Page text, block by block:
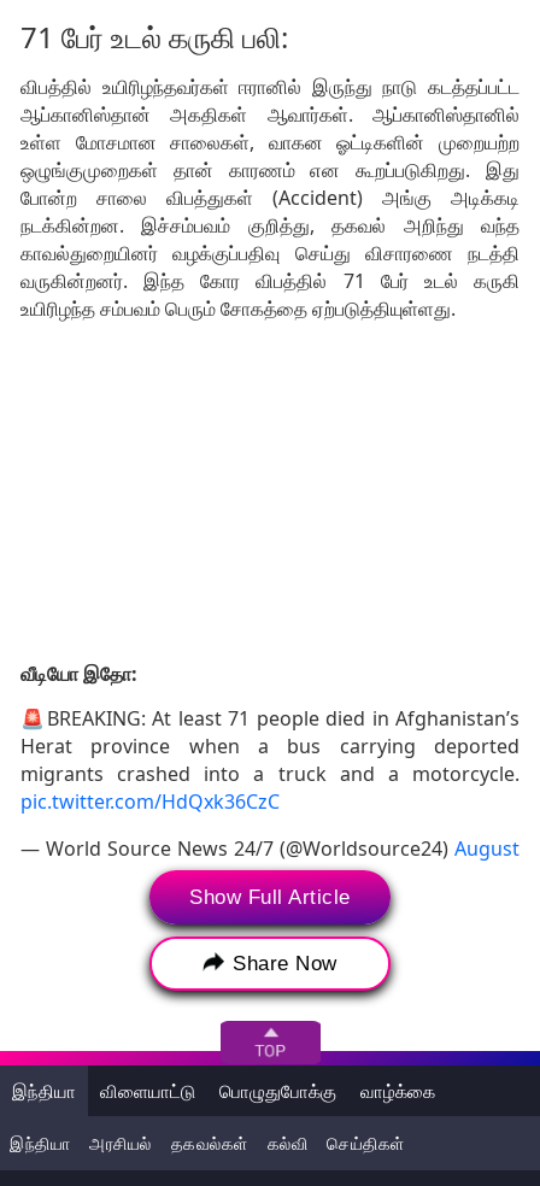
71 பேர் உடல் கருகி பலி:
விபத்தில் உயிரிழந்தவர்கள் ஈரானில் இருந்து நாடு கடத்தப்பட்ட
ஆப்கானிஸ்தான் அகதிகள் ஆவார்கள். ஆப்கானிஸ்தானில்
உள்ள மோசமான சாலைகள், வாகன ஓட்டிகளின் முறையற்ற
ஒழுங்குமுறைகள் தான் காரணம் என கூறப்படுகிறது. இது
போன்ற சாலை விபத்துகள் (Accident) அங்கு அடிக்கடி
நடக்கின்றன. இச்சம்பவம் குறித்து, தகவல் அறிந்து வந்த
காவல்துறையினர் வழக்குப்பதிவு செய்து விசாரணை நடத்தி
வருகின்றனர். இந்த கோர விபத்தில் 71 பேர் உடல் கருகி
உயிரிழந்த சம்பவம் பெரும் சோகத்தை ஏற்படுத்தியுள்ளது.
வீடியோ இதோ:
🚨BREAKING: At least 71 people died in Afghanistan’s
Herat province when a bus carrying deported
migrants crashed into a truck and a motorcycle.
pic.twitter.com/HdQxk36CzC
— World Source News 24/7 (@Worldsource24) August
World News Afghanistan
Road Accident 71 Killed
Migrants உலக செய்திகள் ஆப்கானிஸ்தான்
பேருந்து விபத்து சாலை விபத்து 71 பேர் பலி
Show Full Article
Share Now
இந்தியா விளையாட்டு பொழுதுபோக்கு வாழ்க்கை
இந்தியா அரசியல் தகவல்கள் கல்வி செய்திகள்